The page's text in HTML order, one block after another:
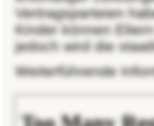
Vertragsparteien
Kinder können
jedoch wird die
Weiterführende